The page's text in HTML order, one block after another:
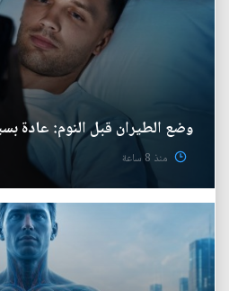
وضع الطيران قبل النوم: عادة
منذ 8 ساعة